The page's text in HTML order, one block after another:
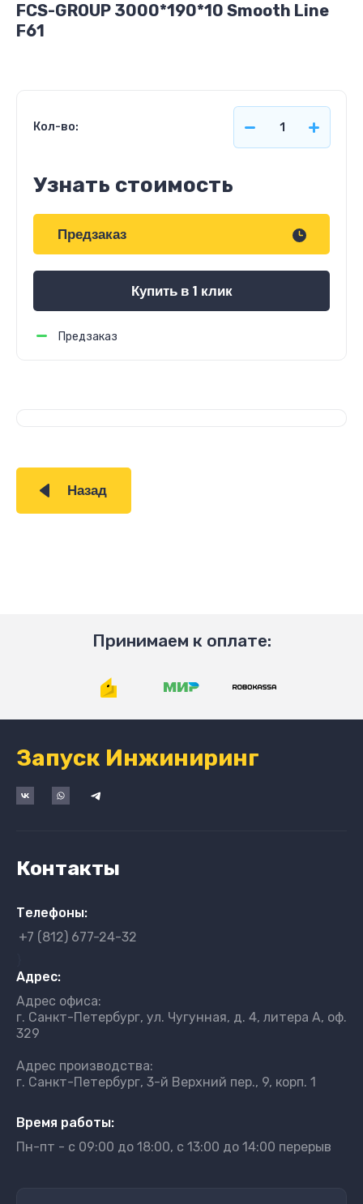
FCS-GROUP 3000*190*10 Smooth Line
F61
Кол-во:
Узнать стоимость
Предзаказ
Купить в 1 клик
Предзаказ
Назад
Принимаем к оплате:
Запуск Инжиниринг
Контакты
Телефоны:
+7 (812) 677-24-32
Адрес:
Адрес офиса:
г. Санкт-Петербург, ул. Чугунная, д. 4, литера А, оф.
329
Адрес производства:
г. Санкт-Петербург, 3-й Верхний пер., 9, корп. 1
Время работы:
Пн-пт - с 09:00 до 18:00, с 13:00 до 14:00 перерыв